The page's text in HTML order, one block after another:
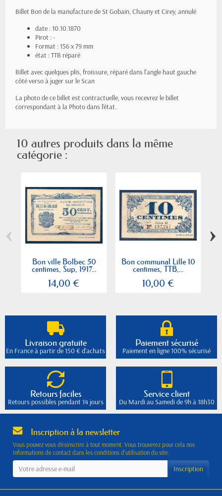
Billet Bon de la manufacture de St Gobain, Chauny et Cirey, annulé
date : 10.10.1870
Pirot : -
Format : 156 x 79 mm
état : TTB réparé
Billet avec quelques plis, froissure, réparé dans l'angle haut gauche
côté verso à juger sur le Scan
La photo de ce billet est contractuelle, vous recevrez le billet
correspondant à la Photo dans l'état.
10 autres produits dans la même
catégorie :
Bon ville Bolbec 50
centimes, Sup, 1917...
14,00 €
Bon communal Lille 10
centimes, TTB,...
10,00 €
‹ ›
Livraison gratuite
En France à partir de 150 € d'achats
Paiement sécurisé
Paiement en ligne 100% sécurisé
Retours faciles
Retours possibles pendant 14 jours
Service client
Du Mardi au Samedi de 9h à 18h30
Inscription à la newsletter
Vous pouvez vous désinscrire à tout moment. Vous trouverez pour cela nos
informations de contact dans les conditions d'utilisation du site.